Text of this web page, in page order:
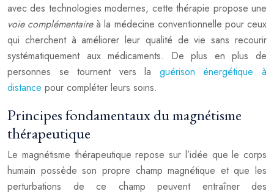
avec des technologies modernes, cette thérapie propose une
voie complémentaireà la médecine conventionnelle pour ceux
qui cherchent à améliorer leur qualité de vie sans recourir
systématiquement aux médicaments. De plus en plus de
personnes se tournent vers la guérison énergétique à
distance pour compléter leurs soins.
Principes fondamentaux du magnétisme
thérapeutique
Le magnétisme thérapeutique repose sur l’idée que le corps
humain possède son propre champ magnétique et que les
perturbations de ce champ peuvent entraîner des